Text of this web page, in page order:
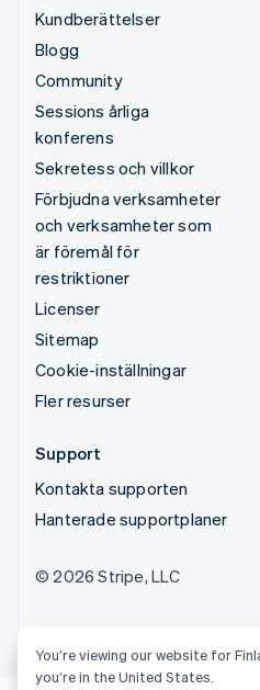
Kundberättelser
Blogg
Community
Sessions årliga
konferens
Sekretess och villkor
Förbjudna verksamheter
och verksamheter som
är föremål för
restriktioner
Licenser
Sitemap
Cookie-inställningar
Fler resurser
Support
Kontakta supporten
Hanterade supportplaner
© 2026 Stripe, LLC
You’re viewing our website for
you’re in the United States.